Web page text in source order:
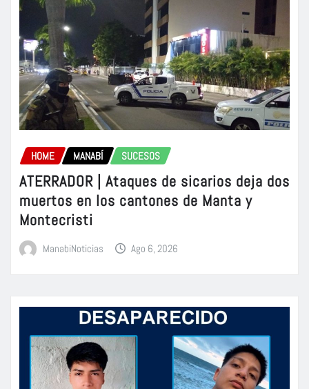
HOME MANABÍ SUCESOS
ATERRADOR | Ataques de sicarios deja dos
muertos en los cantones de Manta y
Montecristi
ManabiNoticias Ago 6, 2026